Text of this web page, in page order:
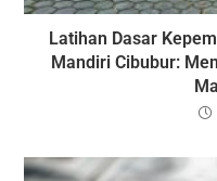
Latihan Dasar
Mandiri Cibubur: